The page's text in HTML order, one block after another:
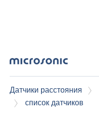
Датчики расстояния
список датчиков